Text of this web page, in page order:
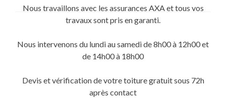
fenêtre)
Nous travaillons avec les assurances AXA et tous vos
travaux sont pris en garanti.
Nous intervenons du lundi au samedi de 8h00 à 12h00 et
de 14h00 à 18h00
Devis et vérification de votre toiture gratuit sous 72h
après contact